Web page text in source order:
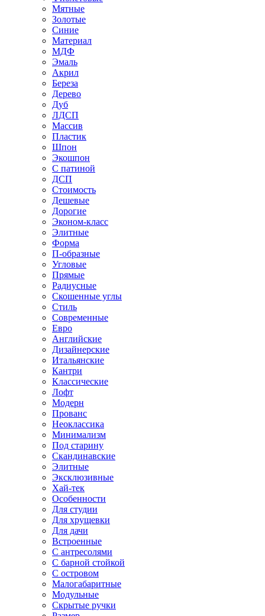
Мятные
Золотые
Синие
Материал
МДФ
Эмаль
Акрил
Береза
Дерево
Дуб
ЛДСП
Массив
Пластик
Шпон
Экошпон
С патиной
ДСП
Стоимость
Дешевые
Дорогие
Эконом-класс
Элитные
Форма
П-образные
Угловые
Прямые
Радиусные
Скошенные углы
Стиль
Современные
Евро
Английские
Дизайнерские
Итальянские
Кантри
Классические
Лофт
Модерн
Прованс
Неоклассика
Минимализм
Под старину
Скандинавские
Элитные
Эксклюзивные
Хай-тек
Особенности
Для студии
Для хрущевки
Для дачи
Встроенные
С антресолями
С барной стойкой
С островом
Малогабаритные
Модульные
Скрытые ручки